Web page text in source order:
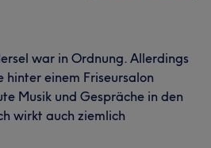
war in Ordnung. Allerdings
einem Friseursalon
Musik und Gespräche in den
wirkt auch ziemlich